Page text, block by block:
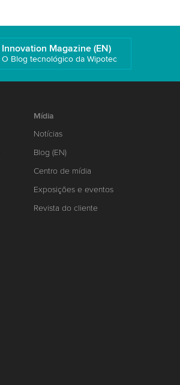
Innovation Magazine (EN)
O Blog tecnológico da Wipotec
Mídia
Notícias
Blog (EN)
Centro de mídia
Exposições e eventos
Revista do cliente